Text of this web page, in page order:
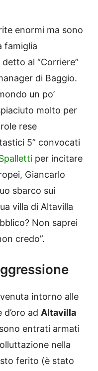
enormi ma sono
famiglia
al “Corriere”
di Baggio.
un po’
molto per
rese
5” convocati
per incitare
Giancarlo
sbarco sui
villa di Altavilla
Non saprei
credo”.
intorno alle
d’oro ad Altavilla
entrati armati
nella
ferito (è stato